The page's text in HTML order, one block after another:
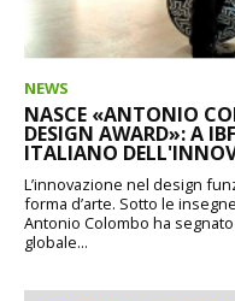
NEWS
NASCE «ANTONIO
DESIGN AWARD»: A
ITALIANO
L’innovazione nel design
forma d’arte. Sotto le
Antonio Colombo ha
globale...